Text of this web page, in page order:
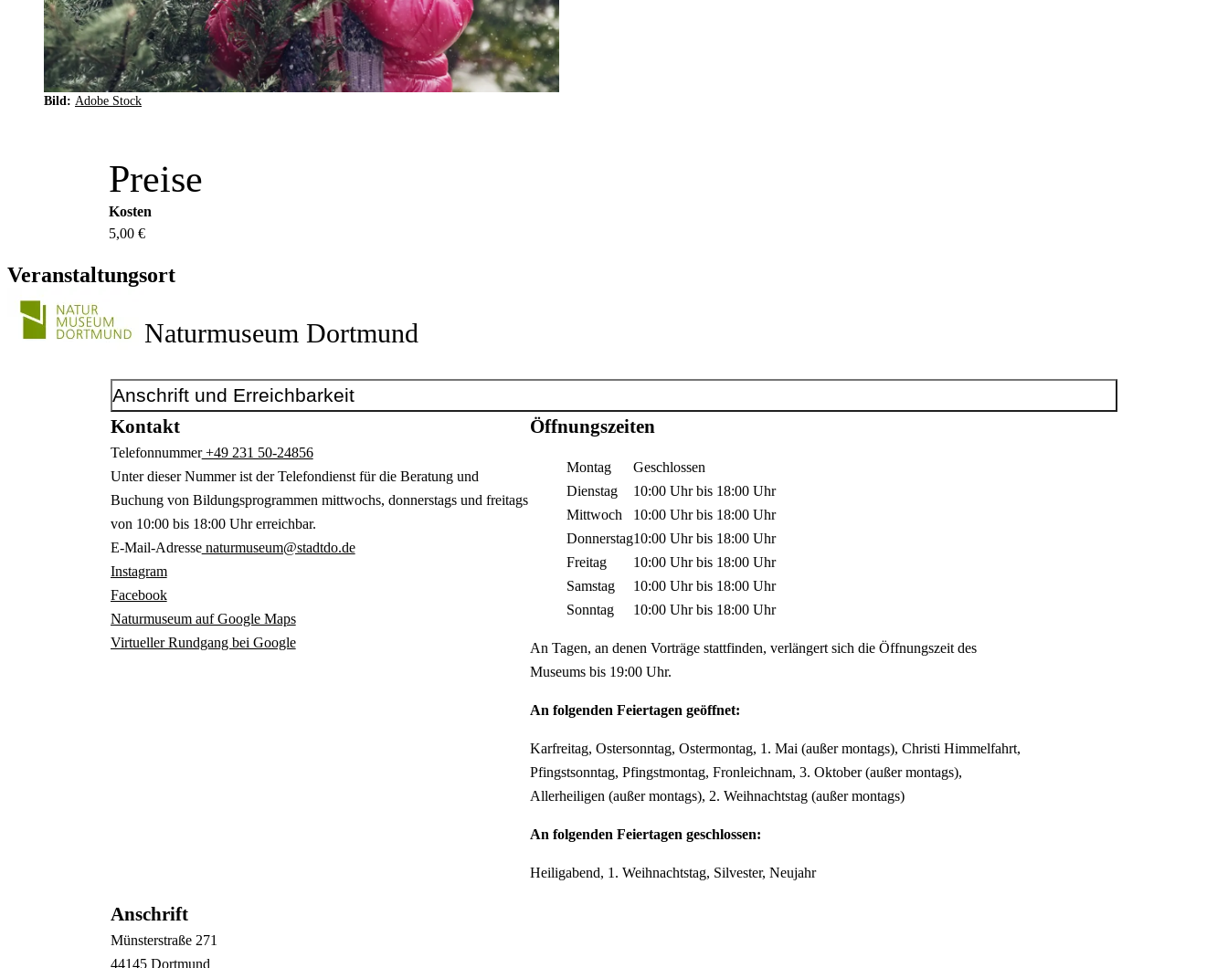
Bild: Adobe Stock
Preise
Kosten
5,00 €
Veranstaltungsort
Naturmuseum Dortmund
Anschrift und Erreichbarkeit
Kontakt
Telefonnummer+49 231 50-24856
Unter dieser Nummer ist der Telefondienst für die Beratung und
Buchung von Bildungsprogrammen mittwochs, donnerstags und freitags
von 10:00 bis 18:00 Uhr erreichbar.
E-Mail-Adressenaturmuseum@stadtdo.de
Instagram
Facebook
Naturmuseum auf Google Maps
Virtueller Rundgang bei Google
Anschrift
Münsterstraße 271
44145 Dortmund
Öffnungszeiten
Montag
Geschlossen
Dienstag
10:00 Uhrbis 18:00 Uhr
Mittwoch
10:00 Uhrbis 18:00 Uhr
Donnerstag10:00 Uhrbis 18:00 Uhr
Freitag
10:00 Uhrbis 18:00 Uhr
Samstag
10:00 Uhrbis 18:00 Uhr
Sonntag
10:00 Uhrbis 18:00 Uhr
An Tagen, an denen Vorträge stattfinden, verlängert sich die Öffnungszeit des
Museums bis 19:00 Uhr.
An folgenden Feiertagen geöffnet:
Karfreitag, Ostersonntag, Ostermontag, 1. Mai (außer montags), Christi Himmelfahrt,
Pfingstsonntag, Pfingstmontag, Fronleichnam, 3. Oktober (außer montags),
Allerheiligen (außer montags), 2. Weihnachtstag (außer montags)
An folgenden Feiertagen geschlossen:
Heiligabend, 1. Weihnachtstag, Silvester, Neujahr